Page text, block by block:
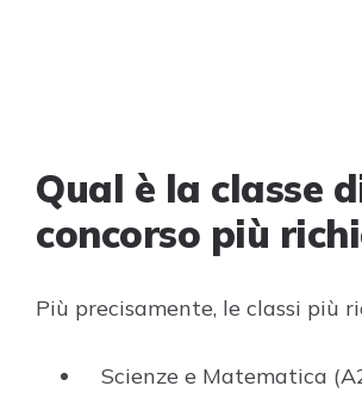
Qual è la classe
concorso più
Più precisamente, le classi più
Scienze e Matematica